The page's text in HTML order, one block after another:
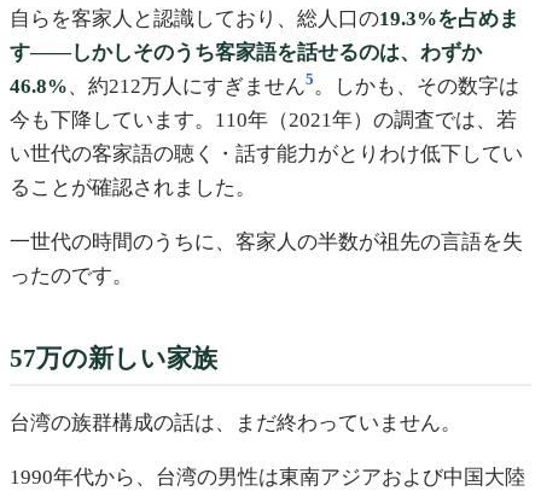
自らを客家人と認識しており、総人口の19.3%を占めま
す——しかしそのうち客家語を話せるのは、わずか
46.8%、約212万人にすぎません5 。しかも、その数字は
今も下降しています。110年（2021年）の調査では、若
い世代の客家語の聴く・話す能力がとりわけ低下してい
ることが確認されました。
一世代の時間のうちに、客家人の半数が祖先の言語を失
ったのです。
57万の新しい家族
台湾の族群構成の話は、まだ終わっていません。
1990年代から、台湾の男性は東南アジアおよび中国大陸